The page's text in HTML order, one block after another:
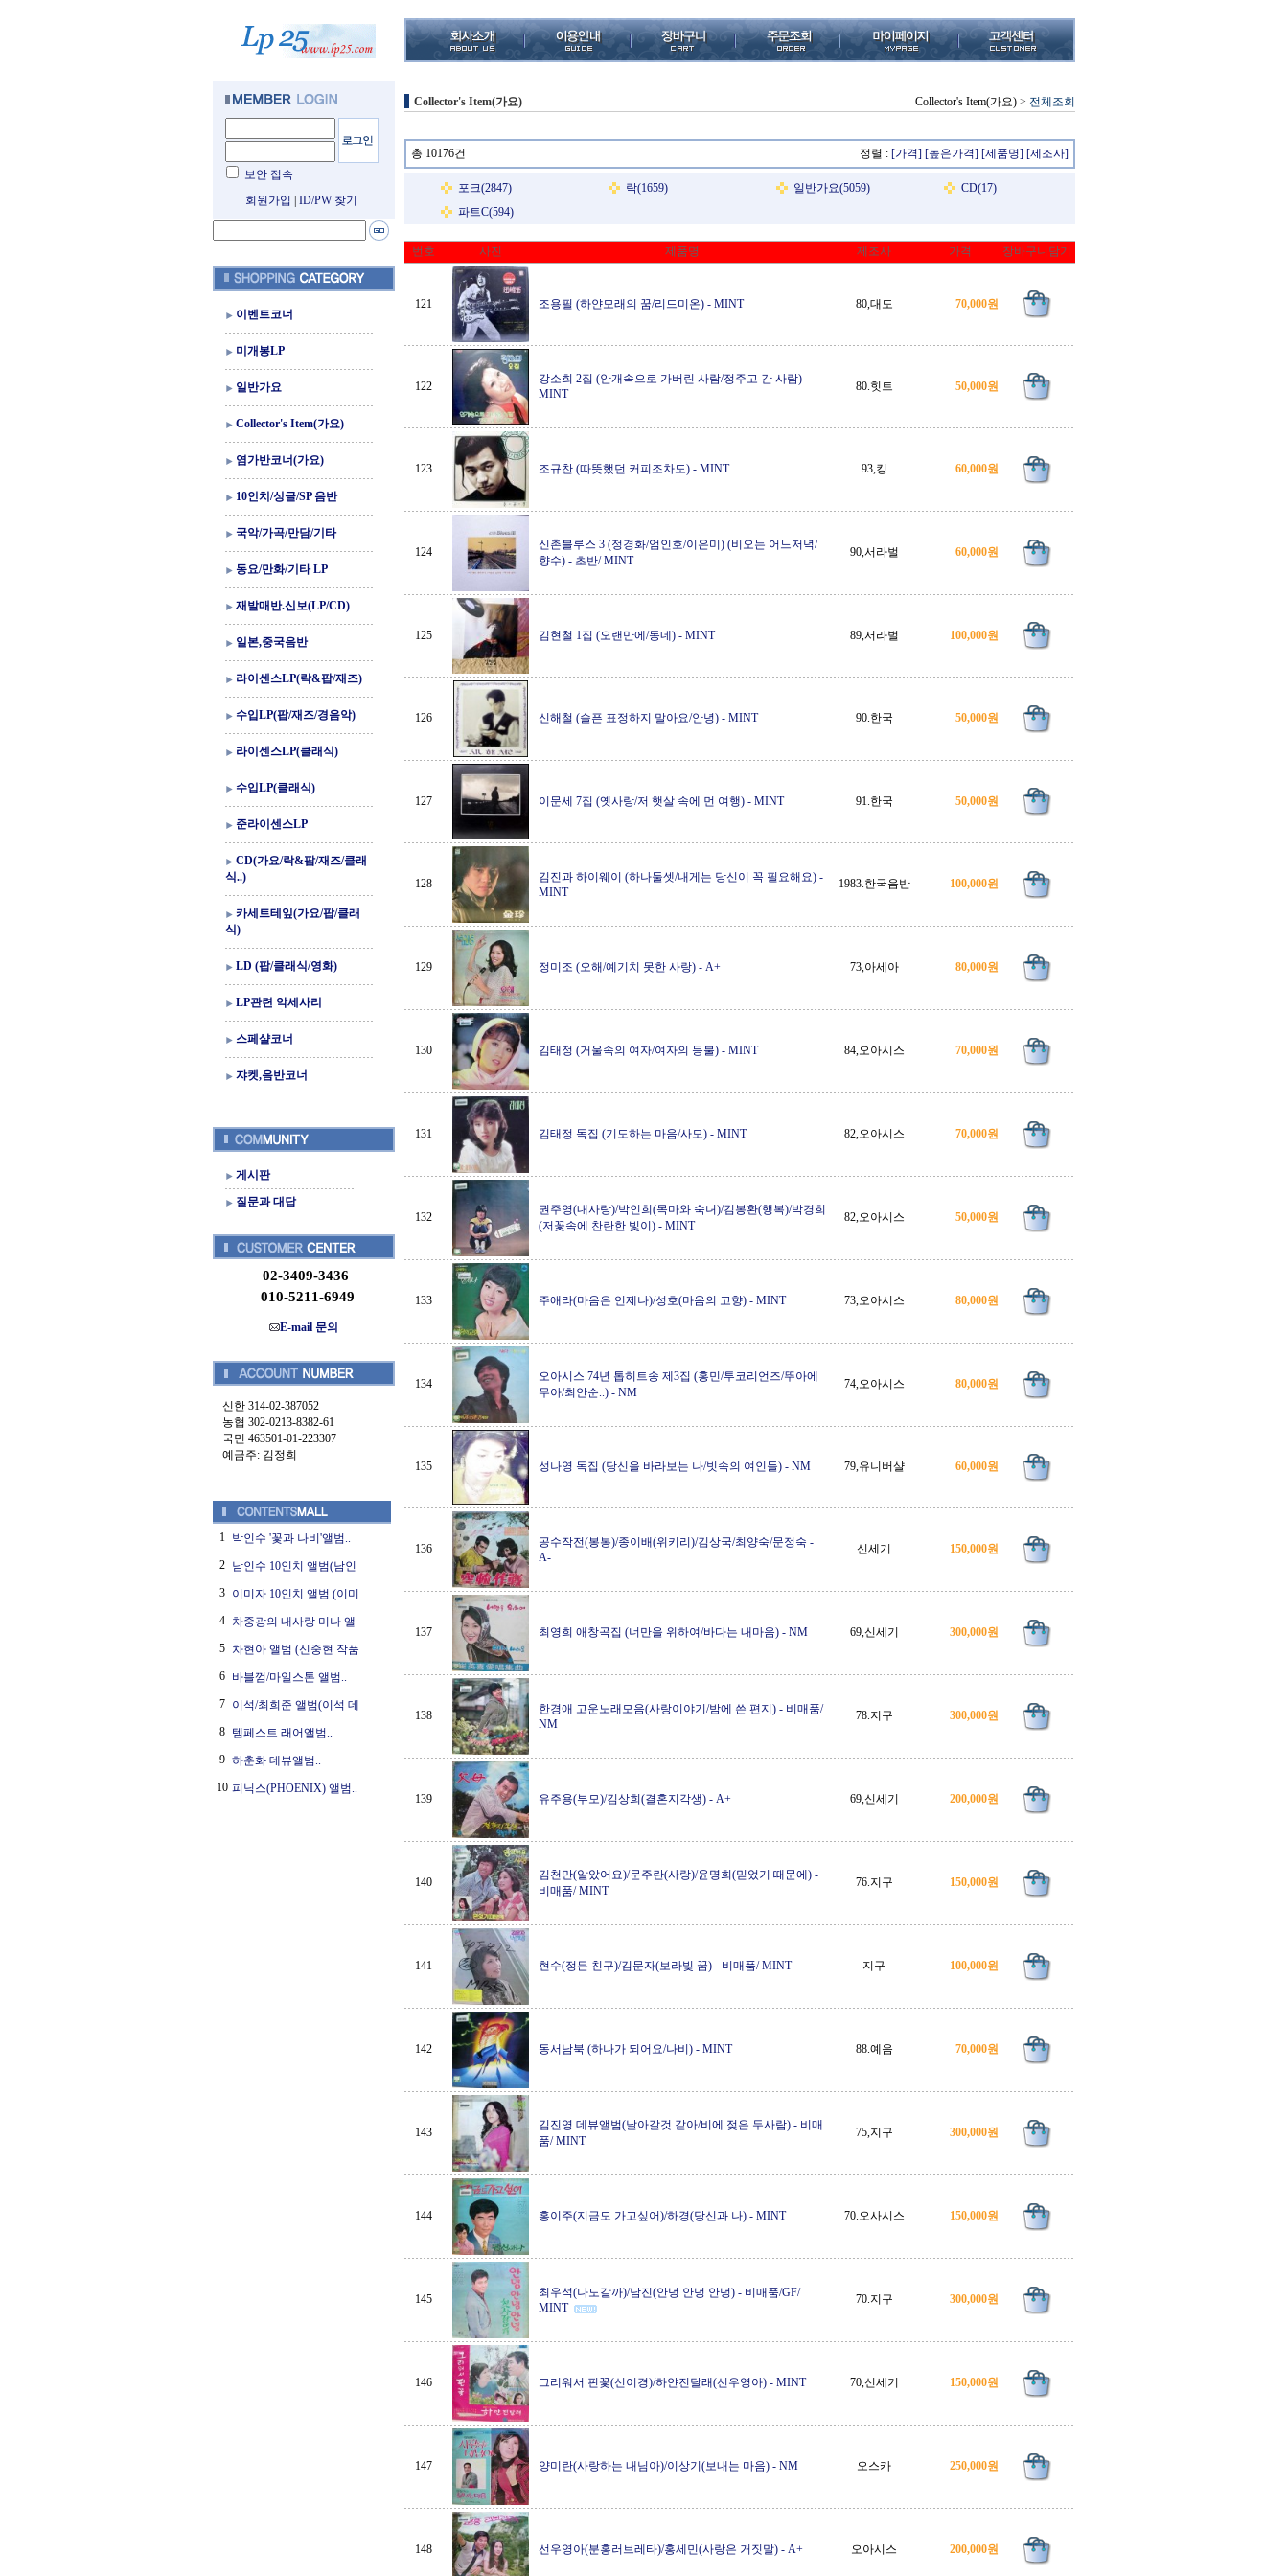
보안 접속
회원가입
ID/PW 찾기
이벤트코너
미개봉LP
일반가요
Collector's Item(가요)
염가반코너(가요)
10인치/싱글/SP 음반
국악/가곡/만담/기타
동요/만화/기타 LP
재발매반.신보(LP/CD)
일본,중국음반
라이센스LP(락&팝/재즈)
수입LP(팝/재즈/경음악)
라이센스LP(클래식)
수입LP(클래식)
준라이센스LP
CD(가요/락&팝/재즈/클래
식..)
카세트테잎(가요/팝/클래
식)
LD (팝/클래식/영화)
LP관련 악세사리
스페샬코너
쟈켓,음반코너
게시판
질문과 대답
02-3409-3436
010-5211-6949
E-mail 문의
신한 314-02-387052
농협 302-0213-8382-61
국민 463501-01-223307
예금주: 김정희
1 박인수 '꽃과 나비'앨범..
2 남인수 10인치 앨범(남인
3 이미자 10인치 앨범 (이미
4 차중광의 내사랑 미나 앨
5 차현아 앨범 (신중현 작품
6 바블껌/마일스톤 앨범..
7 이석/최희준 앨범(이석 데
8 템페스트 래어앨범..
9 하춘화 데뷰앨범..
10 피닉스(PHOENIX) 앨범..
Collector's Item(가요) Collector's Item(가요) > 전체조회
총 10176건 정렬 : [가격] [높은가격] [제품명] [제조사]
포크(2847) 락(1659) 일반가요(5059)
CD(17)
파트C(594)
번호 사진 제품명 제조사 가격 장바구니담기
121 조용필 (하얀모래의 꿈/리드미온) - MINT 80,대도 70,000원
122
강소희 2집 (안개속으로 가버린 사람/정주고 간 사람) -
MINT
80.힛트 50,000원
123 조규찬 (따뜻했던 커피조차도) - MINT 93,킹 60,000원
124
신촌블루스 3 (정경화/엄인호/이은미) (비오는 어느저녁/
향수) - 초반/ MINT
90,서라벌 60,000원
125 김현철 1집 (오랜만에/동네) - MINT 89,서라벌 100,000원
126 신해철 (슬픈 표정하지 말아요/안녕) - MINT 90.한국 50,000원
127 이문세 7집 (옛사랑/저 햇살 속에 먼 여행) - MINT 91.한국 50,000원
128 김진과 하이웨이 (하나둘셋/내게는 당신이 꼭 필요해요) -
MINT
1983.한국음반 100,000원
129 정미조 (오해/예기치 못한 사랑) - A+ 73,아세아 80,000원
130 김태정 (거울속의 여자/여자의 등불) - MINT 84,오아시스 70,000원
131 김태정 독집 (기도하는 마음/사모) - MINT 82,오아시스 70,000원
132
권주영(내사랑)/박인희(목마와 숙녀)/김봉환(행복)/박경희
(저꽃속에 찬란한 빛이) - MINT
82,오아시스 50,000원
133 주애라(마음은 언제나)/성호(마음의 고향) - MINT 73,오아시스 80,000원
134
오아시스 74년 톱히트송 제3집 (홍민/투코리언즈/뚜아에
무아/최안순..) - NM
74,오아시스 80,000원
135 성나영 독집 (당신을 바라보는 나/빗속의 여인들) - NM 79,유니버샬 60,000원
136 공수작전(봉봉)/종이배(위키리)/김상국/최양숙/문정숙 -
A-
신세기 150,000원
137 최영희 애창곡집 (너만을 위하여/바다는 내마음) - NM 69,신세기 300,000원
138 한경애 고운노래모음(사랑이야기/밤에 쓴 편지) - 비매품/
NM
78.지구 300,000원
139 유주용(부모)/김상희(결혼지각생) - A+ 69,신세기 200,000원
140
김천만(알았어요)/문주란(사랑)/윤명희(믿었기 때문에) -
비매품/ MINT
76.지구 150,000원
141 현수(정든 친구)/김문자(보라빛 꿈) - 비매품/ MINT 지구 100,000원
142 동서남북 (하나가 되어요/나비) - MINT 88.예음 70,000원
143
김진영 데뷰앨범(날아갈것 같아/비에 젖은 두사람) - 비매
품/ MINT
75,지구 300,000원
144 홍이주(지금도 가고싶어)/하경(당신과 나) - MINT 70.오사시스 150,000원
145 최우석(나도갈까)/남진(안녕 안녕 안녕) - 비매품/GF/
MINT
70.지구 300,000원
146 그리워서 핀꽃(신이경)/하얀진달래(선우영아) - MINT 70,신세기 150,000원
147 양미란(사랑하는 내님아)/이상기(보내는 마음) - NM 오스카 250,000원
148 선우영아(분홍러브레타)/홍세민(사랑은 거짓말) - A+ 오아시스 200,000원